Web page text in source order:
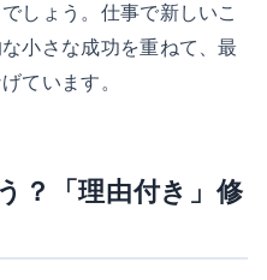
しょう。仕事で新しいこ
小さな成功を重ねて、最
ています。
？「理由付き」修